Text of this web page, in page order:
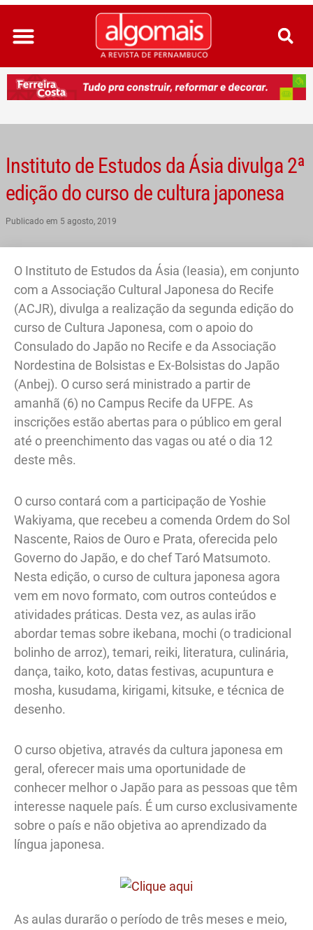
Ir
para
conteúdo
Instituto de Estudos da Ásia divulga 2ª
edição do curso de cultura japonesa
Publicado em 5 agosto, 2019
O Instituto de Estudos da Ásia (Ieasia), em conjunto
com a Associação Cultural Japonesa do Recife
(ACJR), divulga a realização da segunda edição do
curso de Cultura Japonesa, com o apoio do
Consulado do Japão no Recife e da Associação
Nordestina de Bolsistas e Ex-Bolsistas do Japão
(Anbej). O curso será ministrado a partir de
amanhã (6) no Campus Recife da UFPE. As
inscrições estão abertas para o público em geral
até o preenchimento das vagas ou até o dia 12
deste mês.
O curso contará com a participação de Yoshie
Wakiyama, que recebeu a comenda Ordem do Sol
Nascente, Raios de Ouro e Prata, oferecida pelo
Governo do Japão, e do chef Taró Matsumoto.
Nesta edição, o curso de cultura japonesa agora
vem em novo formato, com outros conteúdos e
atividades práticas. Desta vez, as aulas irão
abordar temas sobre ikebana, mochi (o tradicional
bolinho de arroz), temari, reiki, literatura, culinária,
dança, taiko, koto, datas festivas, acupuntura e
mosha, kusudama, kirigami, kitsuke, e técnica de
desenho.
O curso objetiva, através da cultura japonesa em
geral, oferecer mais uma oportunidade de
conhecer melhor o Japão para as pessoas que têm
interesse naquele país. É um curso exclusivamente
sobre o país e não objetiva ao aprendizado da
língua japonesa.
As aulas durarão o período de três meses e meio,